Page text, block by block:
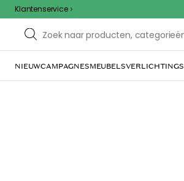
Klantenservice
NIEUWCAMPAGNESMEUBELSVERLICHTING